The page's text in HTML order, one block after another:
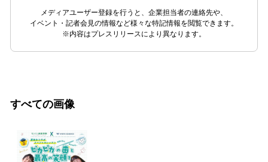
メディアユーザー登録を行うと、企業担当者の連絡先や、
イベント・記者会見の情報など様々な特記情報を閲覧できます。
※内容はプレスリリースにより異なります。
すべての画像